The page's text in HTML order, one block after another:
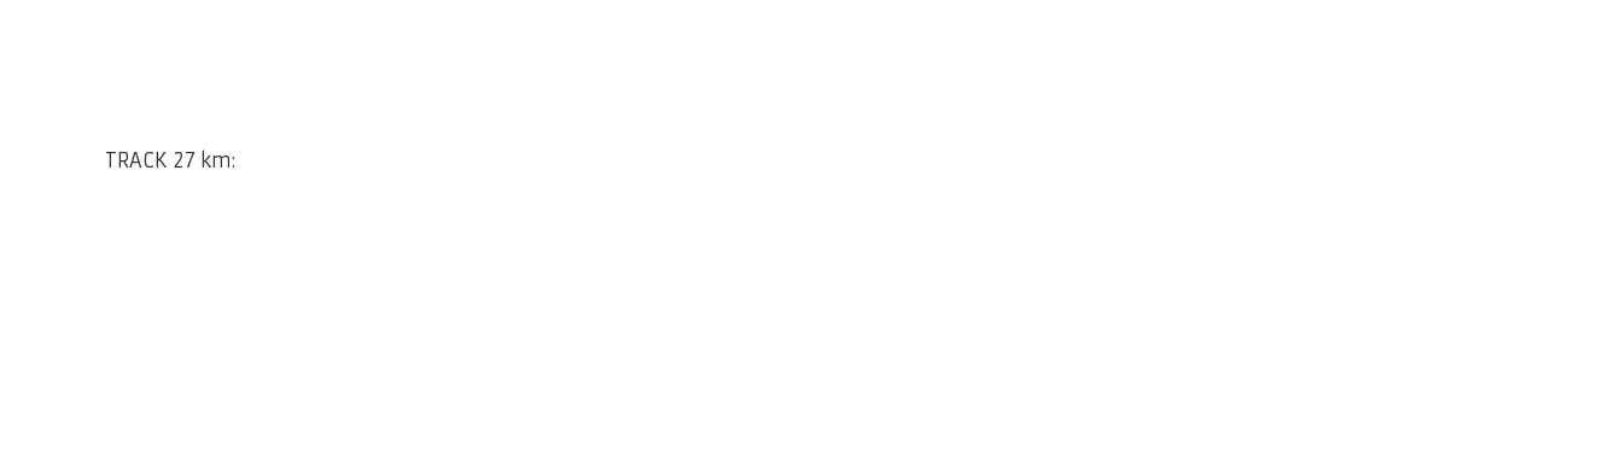
TRACK 27 km: